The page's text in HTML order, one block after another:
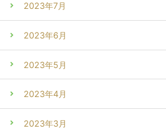
2023年7月
2023年6月
2023年5月
2023年4月
2023年3月